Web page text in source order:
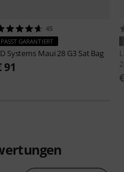
45
PASST GARANTIERT
Systems Maui 28 G3 Sat Bag
91